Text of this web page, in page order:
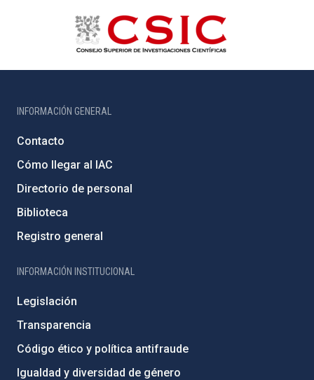
INFORMACIÓN GENERAL
Contacto
Cómo llegar al IAC
Directorio de personal
Biblioteca
Registro general
INFORMACIÓN INSTITUCIONAL
Legislación
Transparencia
Código ético y política antifraude
Igualdad y diversidad de género